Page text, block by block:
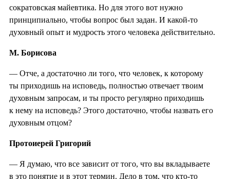
сократовская майевтика. Но для этого вот нужно
принципиально, чтобы вопрос был задан. И какой-то
духовный опыт и мудрость этого человека действительно.
М. Борисова
— Отче, а достаточно ли того, что человек, к которому
ты приходишь на исповедь, полностью отвечает твоим
духовным запросам, и ты просто регулярно приходишь
к нему на исповедь? Этого достаточно, чтобы назвать его
духовным отцом?
Протоиерей Григорий
— Я думаю, что все зависит от того, что вы вкладываете
в это понятие и в этот термин. Дело в том, что кто‑то